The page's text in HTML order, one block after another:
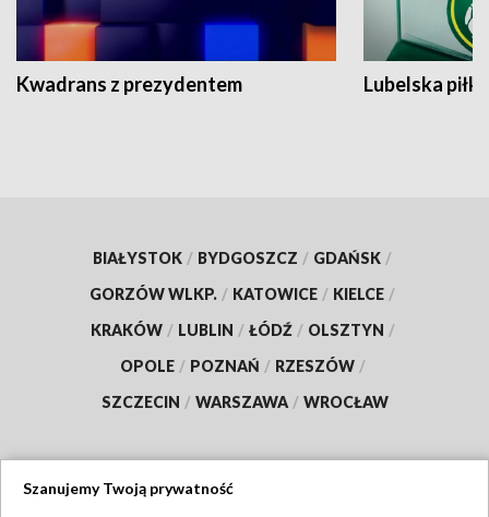
Kwadrans z prezydentem Lubelska piłka
BIAŁYSTOK / BYDGOSZCZ / GDAŃSK /
GORZÓW WLKP. / KATOWICE / KIELCE /
KRAKÓW / LUBLIN / ŁÓDŹ / OLSZTYN /
OPOLE / POZNAŃ / RZESZÓW /
SZCZECIN / WARSZAWA / WROCŁAW
Szanujemy Twoją prywatność